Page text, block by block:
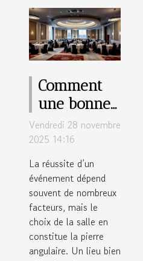
Comment
une bonne
salle booste
le succès de
votre
événement
?
Vendredi 28 novembre
2025 14:16
La réussite d’un
événement dépend
souvent de nombreux
facteurs, mais le
choix de la salle en
constitue la pierre
angulaire. Un lieu bien